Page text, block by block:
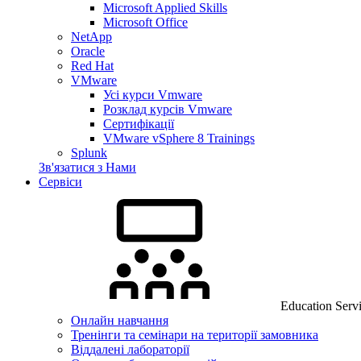
Microsoft Applied Skills
Microsoft Office
NetApp
Oracle
Red Hat
VMware
Усі курси Vmware
Розклад курсів Vmware
Сертифікації
VMware vSphere 8 Trainings
Splunk
Зв'язатися з Нами
Сервіси
Education
Онлайн навчання
Тренінги та семінари на території замовника
Віддалені лабораторії